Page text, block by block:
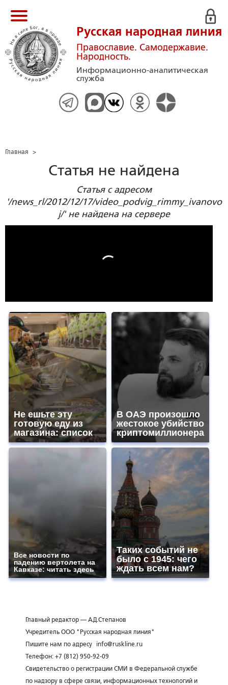
Русская народная линия
Православие. Самодержавие.
Народность.
Информационно-аналитическая
служба
Главная >
Статья не найдена
Статья с адресом
'/news_rl/2012/12/17/video_podvig_rimmy_ivanovo
j/' не найдена на сервере
Не ешьте эту
готовую еду из
магазина: список
В ОАЭ произошло
жестокое убийство
криптомиллионера
Все новости по
падению вертолета на
Кавказе: читать здесь
Таких событий не
было с 1945: чего
ждать всем нам?
Главный редактор — А.Д.Степанов
Учредитель ООО "Русская народная линия"
Пишите нам по адресу
info@ruskline.ru
Телефон: +7 (812) 950-92-09
Свидетельство о регистрации СМИ в Федеральной службе
по надзору в сфере связи, информационных технологий и